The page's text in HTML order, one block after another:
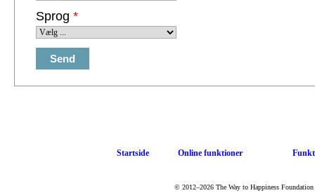
Sprog *
Startside Online funktioner
© 2012–2026 The Way to Happiness